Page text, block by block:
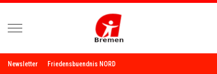
Mobile Menu Toggle
Newsletter Friedensbuendnis NORD